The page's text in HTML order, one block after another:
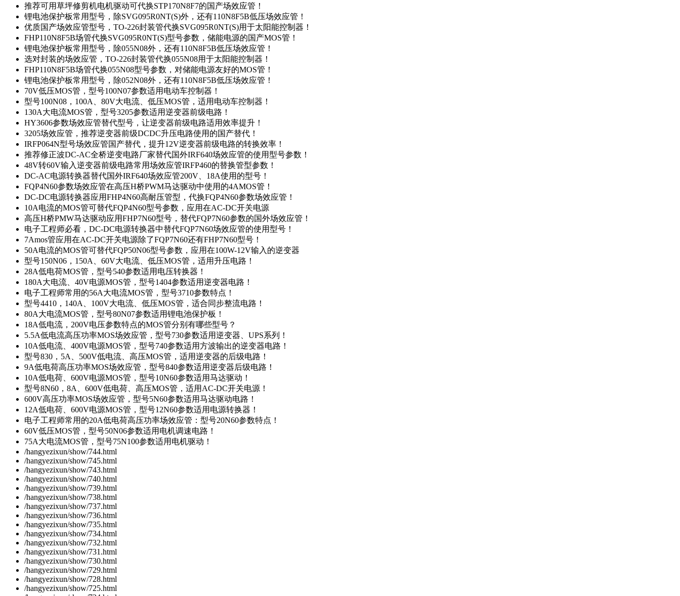
推荐可用草坪修剪机电机驱动可代换STP170N8F7的国产场效应管！
锂电池保护板常用型号，除SVG095R0NT(S)外，还有110N8F5B低压场效应管！
优质国产场效应管型号，TO-226封装管代换SVG095R0NT(S)用于太阳能控制器！
FHP110N8F5B场管代换SVG095R0NT(S)型号参数，储能电源的国产MOS管！
锂电池保护板常用型号，除055N08外，还有110N8F5B低压场效应管！
选对封装的场效应管，TO-226封装管代换055N08用于太阳能控制器！
FHP110N8F5B场管代换055N08型号参数，对储能电源友好的MOS管！
锂电池保护板常用型号，除052N08外，还有110N8F5B低压场效应管！
70V低压MOS管，型号100N07参数适用电动车控制器！
型号100N08，100A、80V大电流、低压MOS管，适用电动车控制器！
130A大电流MOS管，型号3205参数适用逆变器前级电路！
HY3606参数场效应管替代型号，让逆变器前级电路适用效率提升！
3205场效应管，推荐逆变器前级DCDC升压电路使用的国产替代！
IRFP064N型号场效应管国产替代，提升12V逆变器前级电路的转换效率！
推荐修正波DC-AC全桥逆变电路厂家替代国外IRF640场效应管的使用型号参数！
48V转60V输入逆变器前级电路常用场效应管IRFP460的替换管型参数！
DC-AC电源转换器替代国外IRF640场效应管200V、18A使用的型号！
FQP4N60参数场效应管在高压H桥PWM马达驱动中使用的4AMOS管！
DC-DC电源转换器应用FHP4N60高耐压管型，代换FQP4N60参数场效应管！
10A电流的MOS管可替代FQP4N60型号参数，应用在AC-DC开关电源
高压H桥PMW马达驱动应用FHP7N60型号，替代FQP7N60参数的国外场效应管！
电子工程师必看，DC-DC电源转换器中替代FQP7N60场效应管的使用型号！
7Amos管应用在AC-DC开关电源除了FQP7N60还有FHP7N60型号！
50A电流的MOS管可替代FQP50N06型号参数，应用在100W-12V输入的逆变器
型号150N06，150A、60V大电流、低压MOS管，适用升压电路！
28A低电荷MOS管，型号540参数适用电压转换器！
180A大电流、40V电源MOS管，型号1404参数适用逆变器电路！
电子工程师常用的56A大电流MOS管，型号3710参数特点！
型号4410，140A、100V大电流、低压MOS管，适合同步整流电路！
80A大电流MOS管，型号80N07参数适用锂电池保护板！
18A低电流，200V电压参数特点的MOS管分别有哪些型号？
5.5A低电流高压功率MOS场效应管，型号730参数适用逆变器、UPS系列！
10A低电流、400V电源MOS管，型号740参数适用方波输出的逆变器电路！
型号830，5A、500V低电流、高压MOS管，适用逆变器的后级电路！
9A低电荷高压功率MOS场效应管，型号840参数适用逆变器后级电路！
10A低电荷、600V电源MOS管，型号10N60参数适用马达驱动！
型号8N60，8A、600V低电荷、高压MOS管，适用AC-DC开关电源！
600V高压功率MOS场效应管，型号5N60参数适用马达驱动电路！
12A低电荷、600V电源MOS管，型号12N60参数适用电源转换器！
电子工程师常用的20A低电荷高压功率场效应管：型号20N60参数特点！
60V低压MOS管，型号50N06参数适用电机调速电路！
75A大电流MOS管，型号75N100参数适用电机驱动！
/hangyezixun/show/744.html
/hangyezixun/show/745.html
/hangyezixun/show/743.html
/hangyezixun/show/740.html
/hangyezixun/show/739.html
/hangyezixun/show/738.html
/hangyezixun/show/737.html
/hangyezixun/show/736.html
/hangyezixun/show/735.html
/hangyezixun/show/734.html
/hangyezixun/show/732.html
/hangyezixun/show/731.html
/hangyezixun/show/730.html
/hangyezixun/show/729.html
/hangyezixun/show/728.html
/hangyezixun/show/725.html